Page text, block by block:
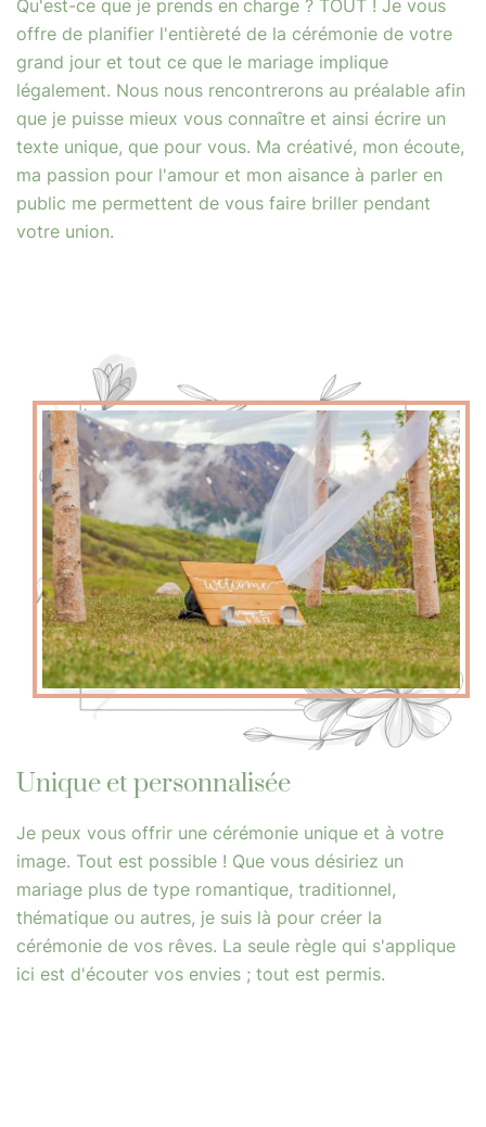
Qu'est-ce que je prends en charge ? TOUT ! Je vous
offre de planifier l'entièreté de la cérémonie de votre
grand jour et tout ce que le mariage implique
légalement. Nous nous rencontrerons au préalable afin
que je puisse mieux vous connaître et ainsi écrire un
texte unique, que pour vous. Ma créativé, mon écoute,
ma passion pour l'amour et mon aisance à parler en
public me permettent de vous faire briller pendant
votre union.
Unique et personnalisée
Je peux vous offrir une cérémonie unique et à votre
image. Tout est possible ! Que vous désiriez un
mariage plus de type romantique, traditionnel,
thématique ou autres, je suis là pour créer la
cérémonie de vos rêves. La seule règle qui s'applique
ici est d'écouter vos envies ; tout est permis.